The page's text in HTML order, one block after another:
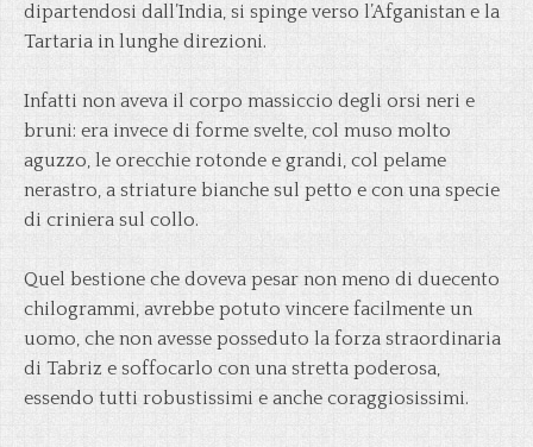
dipartendosi dall’India, si spinge verso l’Afganistan e la
Tartaria in lunghe direzioni.
Infatti non aveva il corpo massiccio degli orsi neri e
bruni: era invece di forme svelte, col muso molto
aguzzo, le orecchie rotonde e grandi, col pelame
nerastro, a striature bianche sul petto e con una specie
di criniera sul collo.
Quel bestione che doveva pesar non meno di duecento
chilogrammi, avrebbe potuto vincere facilmente un
uomo, che non avesse posseduto la forza straordinaria
di Tabriz e soffocarlo con una stretta poderosa,
essendo tutti robustissimi e anche coraggiosissimi.